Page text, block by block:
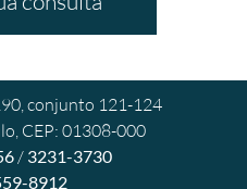
conjunto 121-124
CEP: 01308-000
/ 3231-3730
8912